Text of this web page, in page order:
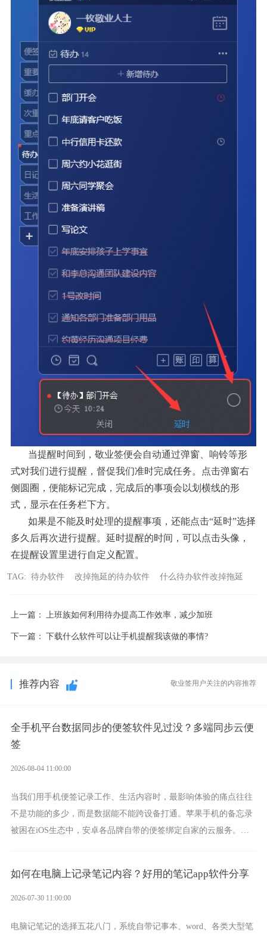
当提醒时间到，敬业签便会自动通过弹窗、响铃等形
式对我们进行提醒，督促我们准时完成任务。点击弹窗右
侧圆圈，便能标记完成，完成后的事项会以划横线的形
式，显示在任务栏下方。
如果是不能及时处理的提醒事项，还能点击“延时”选择
多久后再次进行提醒。延时提醒的时间，可以点击头像，
在提醒设置里进行自定义配置。
TAG: 待办软件 改掉拖延的待办软件 什么待办软件改掉拖延
上一篇： 上班族如何利用待办提高工作效率，减少加班
下一篇： 下载什么软件可以让手机提醒我该做的事情?
推荐内容 敬业签用户关注的内容推荐
全手机平台数据同步的便签软件见过没？多端同步云便
签
2026-08-04 11:00:00
当我们用手机便签记录工作、生活内容时，最影响体验的痛点往往
不是功能的多少，而是数据能不能跨设备打通。苹果手机的备忘录
被困在iOS生态中，安卓各品牌自带的便签绑定自家的云服务。而
如何在电脑上记录笔记内容？好用的笔记app软件分享
2026-07-30 11:00:00
电脑记笔记的选择五花八门，系统自带记事本、word、各类大型笔